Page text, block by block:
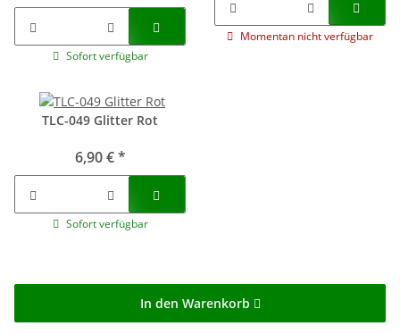
Sofort verfügbar
Momentan nicht verfügbar
TLC-049 Glitter Rot
6,90 €*
Sofort verfügbar
In den Warenkorb